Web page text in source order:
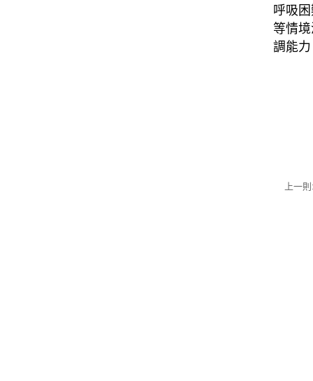
呼吸
等情
調能
上一